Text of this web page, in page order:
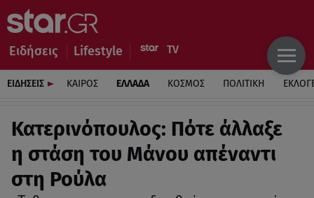
Ειδήσεις Lifestyle
ΕΙΔΗΣΕΙΣ ΚΑΙΡΟΣ ΕΛΛΑΔΑ ΚΟΣΜΟΣ ΠΟΛΙΤΙΚΗ
Κατερινόπουλος: Πότε άλλαξε
η στάση του Μάνου απέναντι
στη Ρούλα